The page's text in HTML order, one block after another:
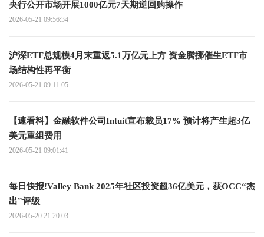
央行公开市场开展1000亿元7天期逆回购操作
2026-05-21 09:56:34
沪深ETF总规模4月末重返5.1万亿元上方 资金腾挪催生ETF市
场结构性再平衡
2026-05-21 09:11:05
【速看料】金融软件公司Intuit宣布裁员17% 预计将产生超3亿
美元重组费用
2026-05-21 09:01:41
每日快报!Valley Bank 2025年社区投资超36亿美元，获OCC“杰
出”评级
2026-05-20 21:20:03